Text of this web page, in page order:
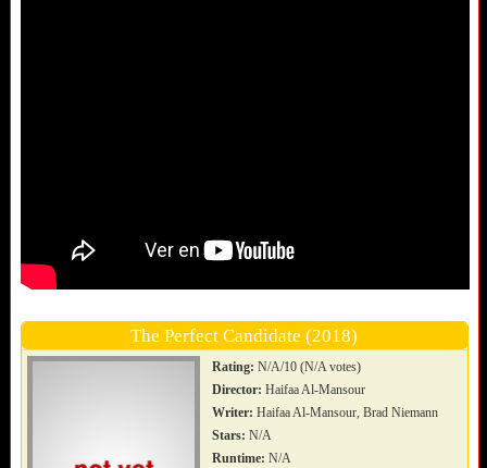
The Perfect Candidate (2018)
Rating: N/A/10 (N/A votes)
Director: Haifaa Al-Mansour
Writer: Haifaa Al-Mansour, Brad Niemann
Stars: N/A
Runtime: N/A